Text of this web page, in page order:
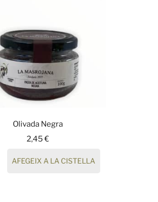
Olivada Negra
2,45€
AFEGEIX A LA CISTELLA